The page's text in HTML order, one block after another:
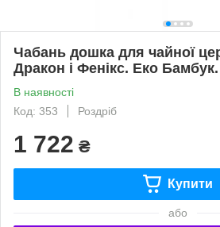
Чабань дошка для чайної
Дракон і Фенікс. Еко
В наявності
Код: 353
Роздріб
1 722 ₴
Купити
або